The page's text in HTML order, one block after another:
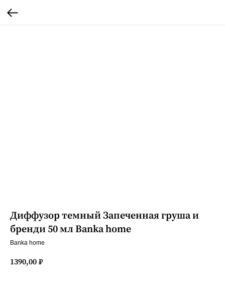
Диффузор темный Запеченная груша и
бренди 50 мл Banka home
Banka home
1390,00 ₽